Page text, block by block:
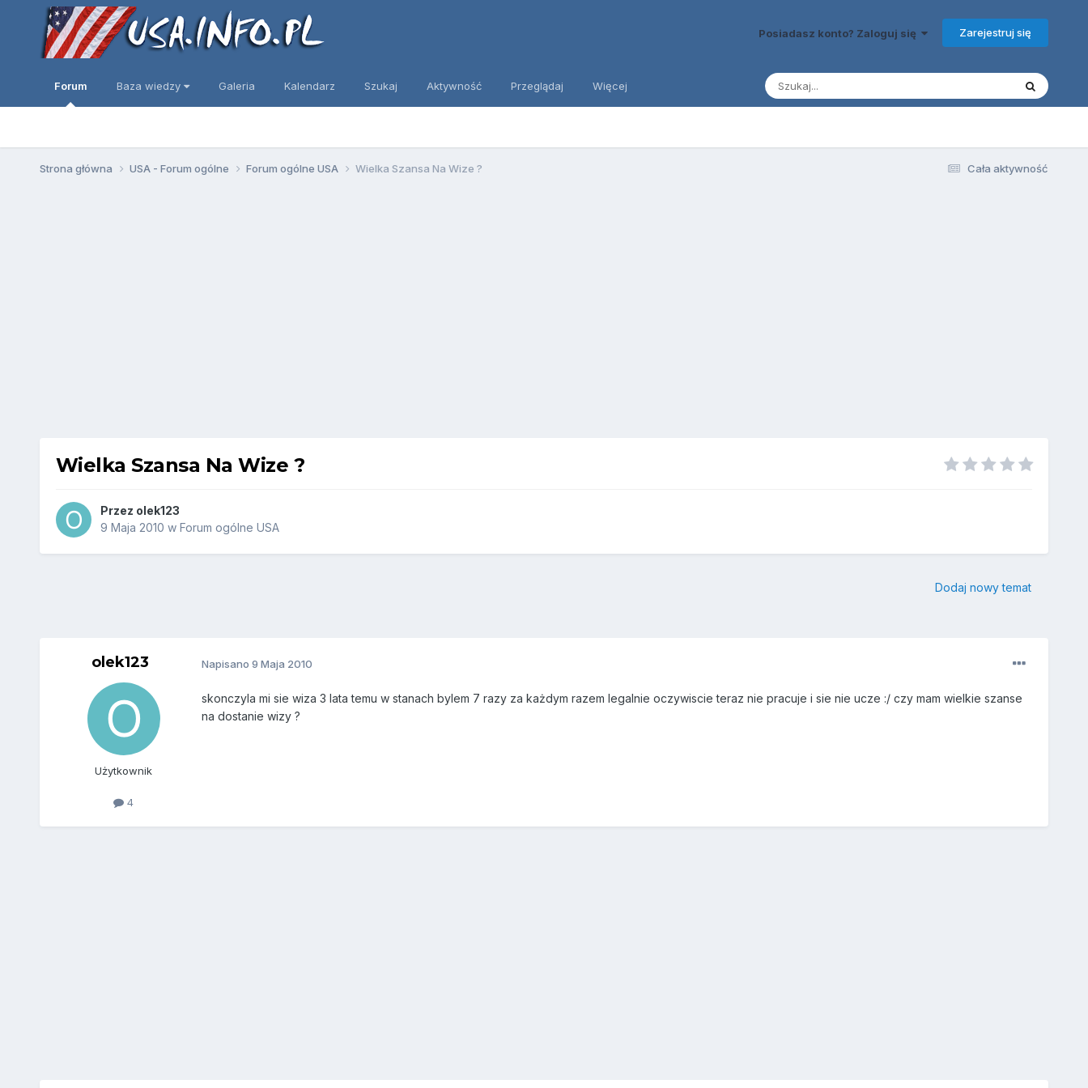
Posiadasz konto? Zaloguj się Zarejestruj się
Forum Baza wiedzy Galeria Kalendarz Szukaj Aktywność Przeglądaj Więcej
Cała aktywność
Strona główna USA - Forum ogólne Forum ogólne USA Wielka Szansa Na Wize ?
Wielka Szansa Na Wize ?
Przez olek123
9 Maja 2010 w Forum ogólne USA
Dodaj nowy temat
olek123
Użytkownik
4
Napisano 9 Maja 2010
skonczyla mi sie wiza 3 lata temu w stanach bylem 7 razy za każdym razem legalnie oczywiscie teraz nie pracuje i sie nie ucze :/ czy mam wielkie szanse
na dostanie wizy ?